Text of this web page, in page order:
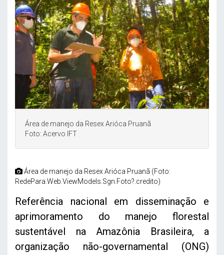
Área de manejo da Resex Arióca Pruanã
Foto: Acervo IFT
Área de manejo da Resex Arióca Pruanã (Foto:
RedePara.Web.ViewModels.Sgn.Foto?.credito)
Referência nacional em disseminação e
aprimoramento do manejo florestal
sustentável na Amazônia Brasileira, a
organização não-governamental (ONG)